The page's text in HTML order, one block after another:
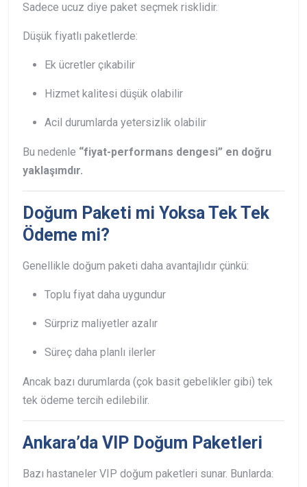
Sadece ucuz diye paket seçmek risklidir.
Düşük fiyatlı paketlerde:
Ek ücretler çıkabilir
Hizmet kalitesi düşük olabilir
Acil durumlarda yetersizlik olabilir
Bu nedenle “fiyat-performans dengesi” en doğru
yaklaşımdır.
Doğum Paketi mi Yoksa Tek Tek
Ödeme mi?
Genellikle doğum paketi daha avantajlıdır çünkü:
Toplu fiyat daha uygundur
Sürpriz maliyetler azalır
Süreç daha planlı ilerler
Ancak bazı durumlarda (çok basit gebelikler gibi) tek
tek ödeme tercih edilebilir.
Ankara’da VIP Doğum Paketleri
Bazı hastaneler VIP doğum paketleri sunar. Bunlarda: